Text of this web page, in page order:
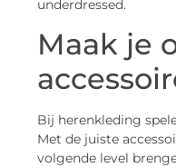
underdressed.
Maak je
Bij herenkleding
Met de juiste
volgende level